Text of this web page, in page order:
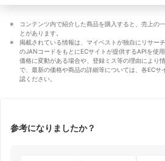
コンテンツ内で紹介した商品を購入すると、売上の
とがあります。
掲載されている情報は、マイベストが独自にリサー
のJANコードをもとにECサイトが提供するAPIを使
価格に変動がある場合や、登録ミス等の理由により
で、最新の価格や商品の詳細等については、各ECサ
認ください。
参考になりましたか？